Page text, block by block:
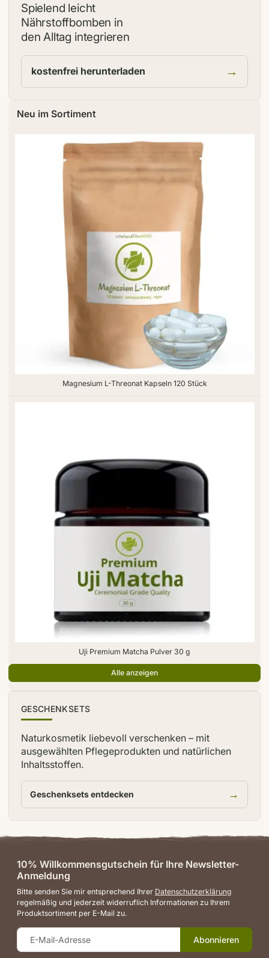
Spielend leicht
Nährstoffbomben in
den Alltag integrieren
kostenfrei herunterladen →
Neu im Sortiment
Magnesium L-Threonat Kapseln 120 Stück
Uji Premium Matcha Pulver 30 g
Alle anzeigen
GESCHENKSETS
Naturkosmetik liebevoll verschenken – mit
ausgewählten Pflegeprodukten und natürlichen
Inhaltsstoffen.
Geschenksets entdecken →
10% Willkommensgutschein für Ihre Newsletter-
Anmeldung
Bitte senden Sie mir entsprechend Ihrer Datenschutzerklärung
regelmäßig und jederzeit widerruflich Informationen zu Ihrem
Produktsortiment per E-Mail zu.
Abonnieren